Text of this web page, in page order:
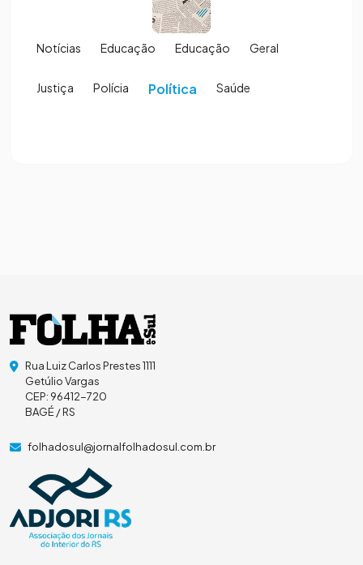
Notícias Educação Educação Geral
Justiça Polícia Política Saúde
Rua Luiz Carlos Prestes 1111
Getúlio Vargas
CEP: 96412-720
BAGÉ / RS
folhadosul@jornalfolhadosul.com.br